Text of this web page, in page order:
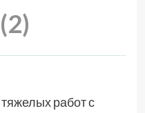
(2)
работ с